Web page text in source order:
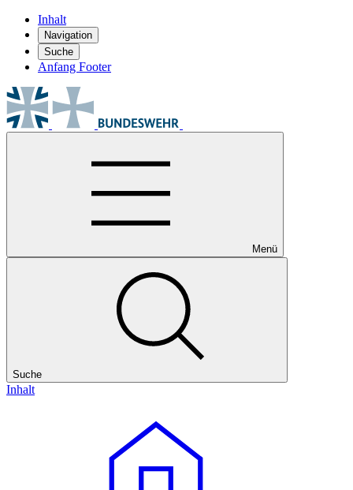
Inhalt
Navigation
Suche
Anfang Footer
Menü
Suche
Inhalt